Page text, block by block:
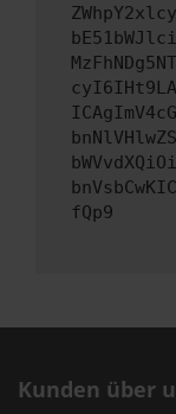
fQp9
Kunden über